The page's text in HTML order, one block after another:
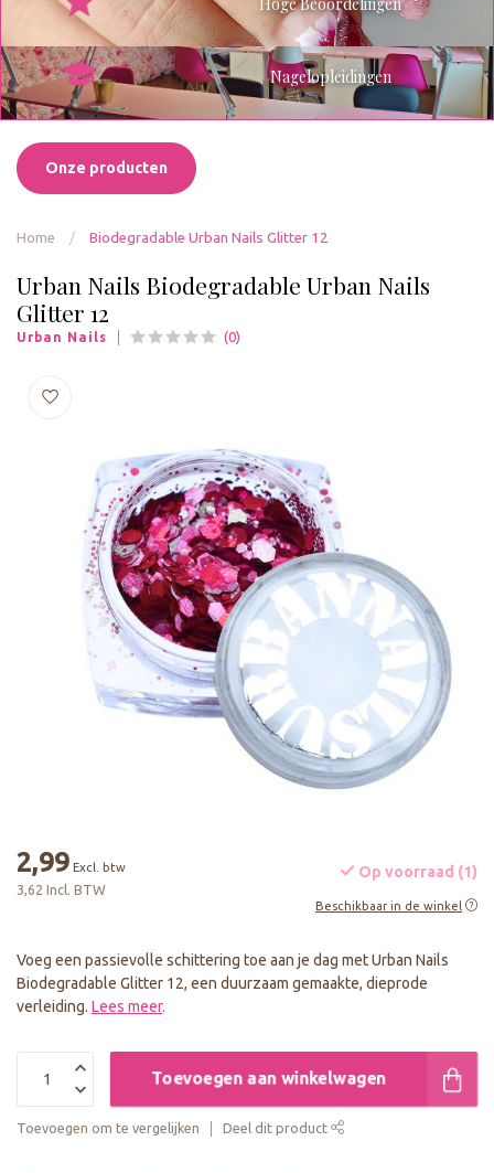
Nagelopleidingen
Onze producten
Home / Biodegradable Urban Nails Glitter 12
Urban Nails Biodegradable Urban Nails
Glitter 12
Urban Nails (0)
2,99 Excl. btw
3,62 Incl. BTW
Op voorraad (1)
Beschikbaar in de winkel
Voeg een passievolle schittering toe aan je dag met Urban Nails
Biodegradable Glitter 12, een duurzaam gemaakte, dieprode
verleiding. Lees meer.
Toevoegen aan winkelwagen
Toevoegen om te vergelijken Deel dit product